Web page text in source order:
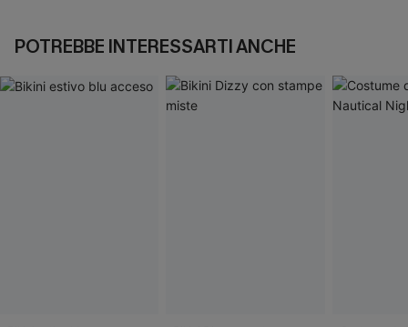
POTREBBE INTERESSARTI ANCHE